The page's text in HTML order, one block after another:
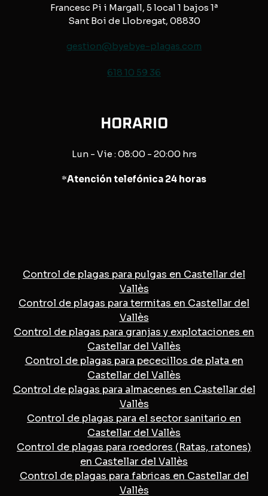
Francesc Pi i Margall, 5 local 1 bajos 1ª
Sant Boi de Llobregat, 08830
gestion@byebye-plagas.com
618 10 59 36
HORARIO
Lun - Vie : 08:00 - 20:00 hrs
*Atención telefónica 24 horas
Control de plagas para pulgas en Castellar del
Vallès
Control de plagas para termitas en Castellar del
Vallès
Control de plagas para granjas y explotaciones en
Castellar del Vallès
Control de plagas para pececillos de plata en
Castellar del Vallès
Control de plagas para almacenes en Castellar del
Vallès
Control de plagas para el sector sanitario en
Castellar del Vallès
Control de plagas para roedores (Ratas, ratones)
en Castellar del Vallès
Control de plagas para fabricas en Castellar del
Vallès